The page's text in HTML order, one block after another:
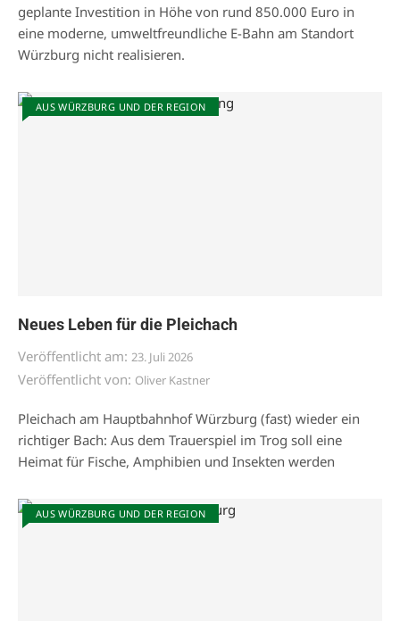
geplante Investition in Höhe von rund 850.000 Euro in
eine moderne, umweltfreundliche E-Bahn am Standort
Würzburg nicht realisieren.
AUS WÜRZBURG UND DER REGION
Neues Leben für die Pleichach
Veröffentlicht am: 23. Juli 2026
Veröffentlicht von: Oliver Kastner
Pleichach am Hauptbahnhof Würzburg (fast) wieder ein
richtiger Bach: Aus dem Trauerspiel im Trog soll eine
Heimat für Fische, Amphibien und Insekten werden
AUS WÜRZBURG UND DER REGION